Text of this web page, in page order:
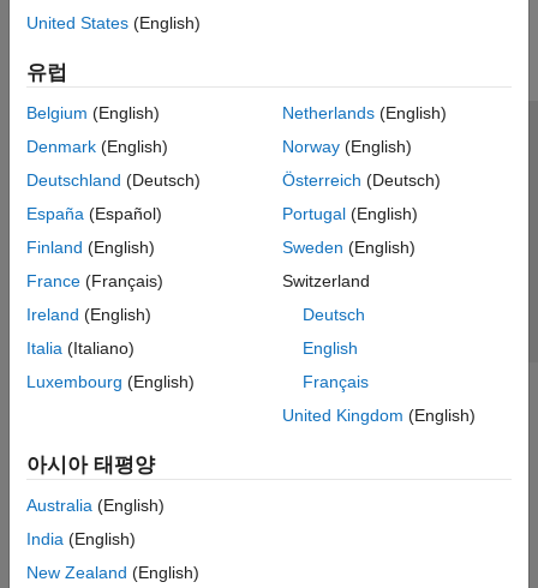
United States (English)
유럽
Belgium (English)
Denmark (English)
Deutschland (Deutsch)
España (Español)
Finland (English)
France (Français)
Ireland (English)
Italia (Italiano)
Luxembourg (English)
Netherlands(English)
Norway(English)
Österreich (Deutsch)
Portugal(English)
Sweden (English)
Switzerland
Deutsch
English
Français
United Kingdom (English)
아시아 태평양
Australia (English)
India (English)
New Zealand (English)
신뢰 센터 등록 상표 개인정보 취급방침
불법 복제 방지
애플리케이션 상태
© 1994-2026 The MathWorks, Inc.